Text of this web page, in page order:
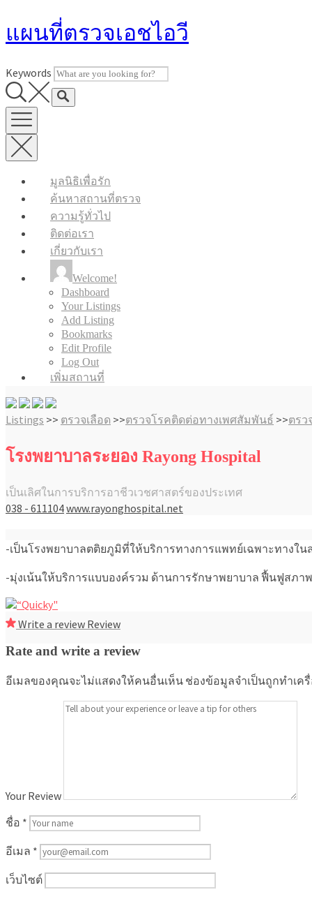
to
แผนที่ตรวจเอชไอวี
Keywords
มูลนิธิเพื่อรัก
ค้นหาสถานที่ตรวจ
ความรู้ทั่วไป
ติดต่อเรา
เกี่ยวกับเรา
Welcome!
Dashboard
Your Listings
Add Listing
Bookmarks
Edit Profile
Log Out
เพิ่มสถานที่
Listings >> ตรวจเลือด >>ตรวจโรคติดต่อทางเพศสัมพันธ์ >>ตรว
โรงพยาบาลระยอง Rayong Hospital
เป็นเลิศในการบริการอาชีวเวชศาสตร์ของประเทศ
038 - 611104www.rayonghospital.net
-เป็นโรงพยาบาลตติยภูมิที่ให้บริการทางการแพทย์เฉพาะทางใ
-มุ่งเน้นให้บริการแบบองค์รวม ด้านการรักษาพยาบาล ฟื้นฟูสภ
Write a review Review
Rate and write a review
อีเมลของคุณจะไม่แสดงให้คนอื่นเห็น ช่องข้อมูลจำเป็นถูกทำเค
Your Review
ชื่อ *
อีเมล *
เว็บไซต์